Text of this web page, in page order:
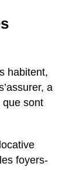
habitent,
a
que sont
foyers-